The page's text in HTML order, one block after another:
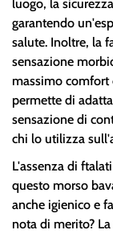
luogo, la
garantendo
salute. Inoltre, la
sensazione
massimo comfort
permette di
sensazione di
chi lo utilizza
L'assenza di
questo morso
anche igienico e
nota di merito?